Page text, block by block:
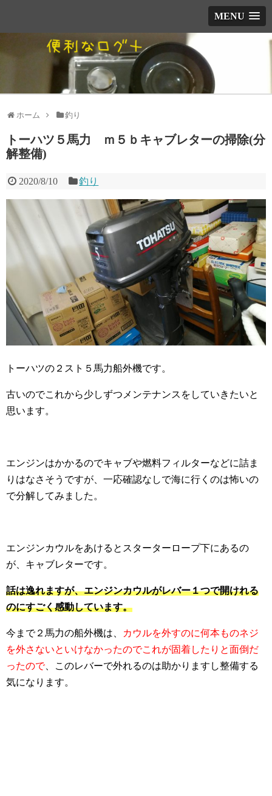
MENU
ホーム 釣り
トーハツ５馬力 ｍ５ｂキャブレターの掃除(分
解整備)
2020/8/10 釣り
トーハツの２スト５馬力船外機です。
古いのでこれから少しずつメンテナンスをしていきたいと
思います。
エンジンはかかるのでキャブや燃料フィルターなどに詰ま
りはなさそうですが、一応確認なしで海に行くのは怖いの
で分解してみました。
エンジンカウルをあけるとスターターロープ下にあるの
が、キャブレターです。
話は逸れますが、エンジンカウルがレバー１つで開けれる
のにすごく感動しています。
今まで２馬力の船外機は、
カウルを外すのに何本ものネジ
を外さないといけなかったのでこれが固着したりと面倒だ
ったので、このレバーで外れるのは助かりますし整備する
気になります。